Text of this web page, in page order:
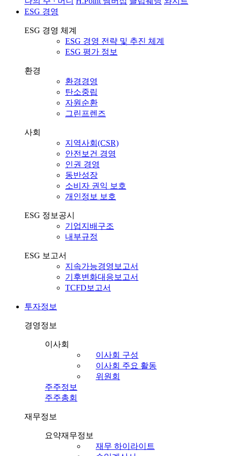
ESG 경영
ESG 경영 체계
ESG 경영 전략 및 추진 체계
ESG 평가 정보
환경
환경경영
탄소중립
자원순환
그린프렌즈
사회
지역사회(CSR)
안전보건 경영
인권 경영
동반성장
소비자 권익 보호
개인정보 보호
ESG 정보공시
기업지배구조
내부규정
ESG 보고서
지속가능경영보고서
기후변화대응보고서
TCFD보고서
투자정보
경영정보
이사회
이사회 구성
이사회 주요 활동
위원회
주주정보
주주총회
재무정보
요약재무정보
재무 하이라이트